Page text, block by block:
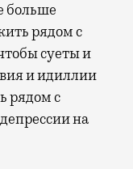
больше
рядом с
суеты и
и идиллии
рядом с
на